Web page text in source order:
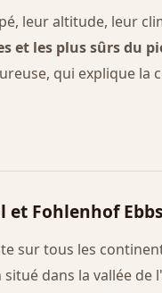
leur altitude, leur
et les plus sûrs du
qui explique
Fohlenhof Ebbs
sur tous les
dans la vallée